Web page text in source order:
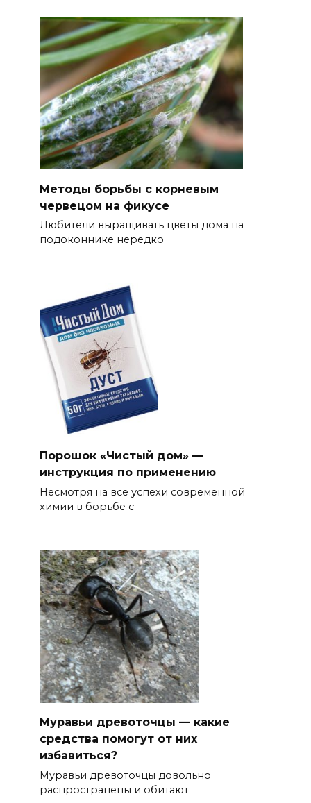
Методы борьбы с корневым
червецом на фикусе
Любители выращивать цветы дома на
подоконнике нередко
Порошок «Чистый дом» —
инструкция по применению
Несмотря на все успехи современной
химии в борьбе с
Муравьи древоточцы — какие
средства помогут от них
избавиться?
Муравьи древоточцы довольно
распространены и обитают